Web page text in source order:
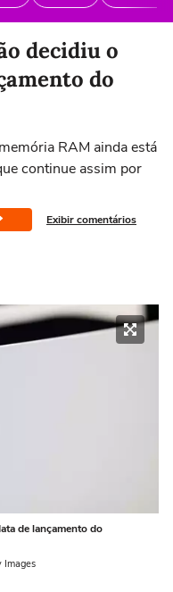
decidiu o
do
RAM ainda está
continue assim por
Exibir comentários
de lançamento do
Images